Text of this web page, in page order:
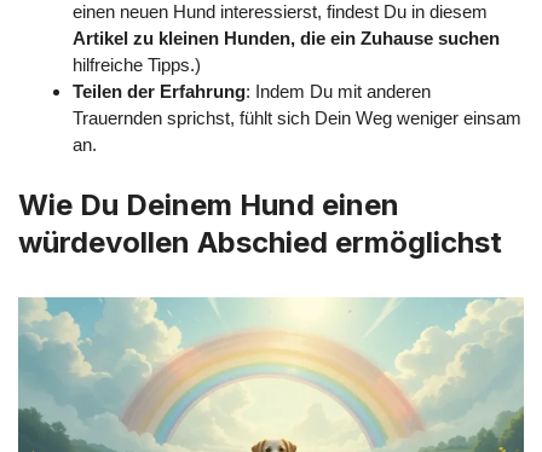
einen neuen Hund interessierst, findest Du in diesem
Artikel zu kleinen Hunden, die ein Zuhause suchen
hilfreiche Tipps.)
Teilen der Erfahrung: Indem Du mit anderen
Trauernden sprichst, fühlt sich Dein Weg weniger einsam
an.
Wie Du Deinem Hund einen
würdevollen Abschied ermöglichst